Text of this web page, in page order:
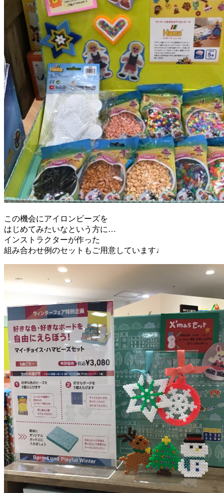
この機会にアイロンビーズを
はじめてみたいなという方に…
インストラクターが作った
組み合わせ例のセットもご用意しています♩